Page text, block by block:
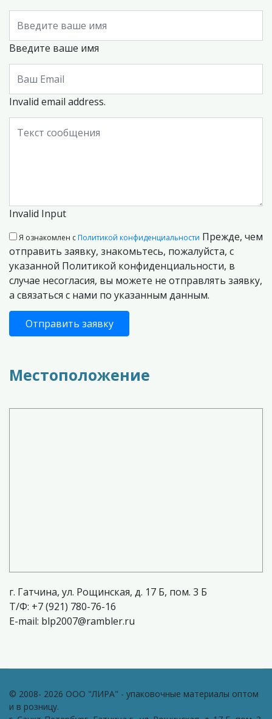
Введите ваше имя
Invalid email address.
Invalid Input
Я ознакомлен с Политикой конфиденциальности Прежде, чем
отправить заявку, знакомьтесь, пожалуйста, с
указанной Политикой конфиденциальности, в
случае несогласия, вы можете не отправлять заявку,
а связаться с нами по указанным данным.
Отправить заявку
Местоположение
г. Гатчина, ул. Рощинская, д. 17 Б, пом. 3 Б
T/Ф: +7 (921) 780-76-16
E-mail: blp2007@rambler.ru
© 2008- 2026 ООО "ЛИРА" - упаковочные материалы оптом
и в розницу.